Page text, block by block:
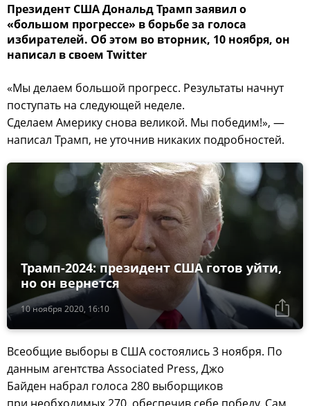
Президент США Дональд Трамп заявил о
«большом прогрессе» в борьбе за голоса
избирателей. Об этом во вторник, 10 ноября, он
написал в своем Twitter
«Мы делаем большой прогресс. Результаты начнут
поступать на следующей неделе.
Сделаем Америку снова великой. Мы победим!», —
написал Трамп, не уточнив никаких подробностей.
10 ноября 2020, 16:10
Трамп-2024: президент США готов уйти,
но он вернется
Всеобщие выборы в США состоялись 3 ноября. По
данным агентства Associated Press, Джо
Байден набрал голоса 280 выборщиков